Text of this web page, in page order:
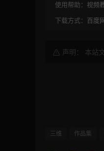
使用帮助： 视频
下载方式： 百度
声明： 本站
三维 作品集